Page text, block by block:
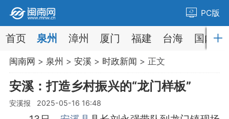
PC版
首页 泉州 漳州 厦门 福建 台海 国内
闽南网 > 泉州 > 安溪 > 时政新闻 > 正文
安溪：打造乡村振兴的“龙门样板”
安溪报 2025-05-16 16:48